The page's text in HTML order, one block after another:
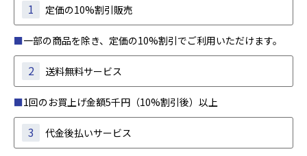
1 定価の10%割引販売
■一部の商品を除き、定価の10%割引でご利用いただけます。
2 送料無料サービス
■1回のお買上げ金額5千円（10%割引後）以上
3 代金後払いサービス